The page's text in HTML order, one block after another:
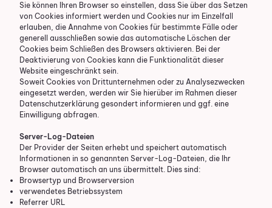
Sie können Ihren Browser so einstellen, dass Sie über das Setzen
von Cookies informiert werden und Cookies nur im Einzelfall
erlauben, die Annahme von Cookies für bestimmte Fälle oder
generell ausschließen sowie das automatische Löschen der
Cookies beim Schließen des Browsers aktivieren. Bei der
Deaktivierung von Cookies kann die Funktionalität dieser
Website eingeschränkt sein.
Soweit Cookies von Drittunternehmen oder zu Analysezwecken
eingesetzt werden, werden wir Sie hierüber im Rahmen dieser
Datenschutzerklärung gesondert informieren und ggf. eine
Einwilligung abfragen.
Server-Log-Dateien
Der Provider der Seiten erhebt und speichert automatisch
Informationen in so genannten Server-Log-Dateien, die Ihr
Browser automatisch an uns übermittelt. Dies sind:
Browsertyp und Browserversion
verwendetes Betriebssystem
Referrer URL